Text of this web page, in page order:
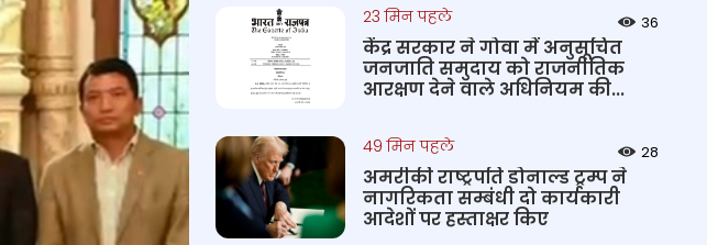
23 मिन पहले 36
केंद्र सरकार ने गोवा में अनुसूचित
जनजाति समुदाय को राजनीतिक
आरक्षण देने वाले अधिनियम की...
49 मिन पहले 28
अमरीकी राष्ट्रपति डोनाल्ड ट्रम्प ने
नागरिकता सम्बंधी दो कार्यकारी
आदेशों पर हस्ताक्षर किए